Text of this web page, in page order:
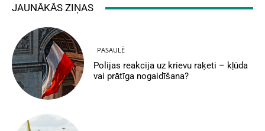
JAUNĀKĀS ZIŅAS
PASAULĒ
Polijas reakcija uz krievu raķeti – kļūda
vai prātīga nogaidīšana?